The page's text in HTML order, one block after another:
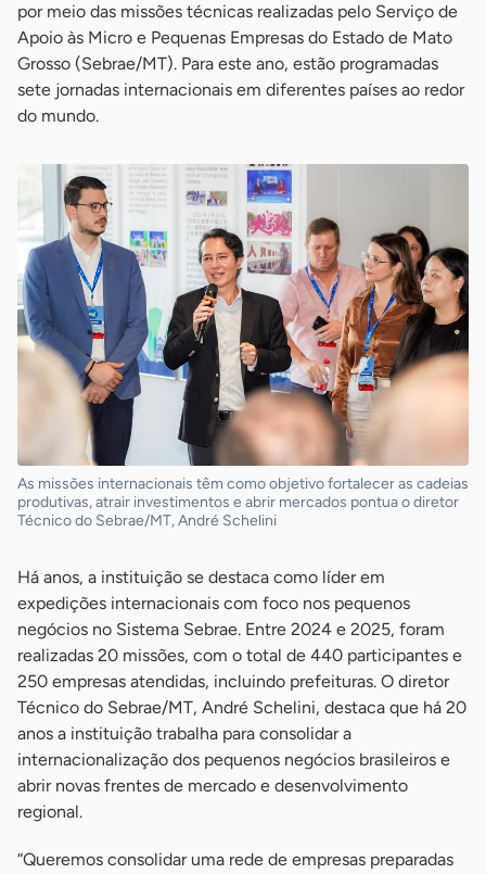
por meio das missões técnicas realizadas pelo Serviço de
Apoio às Micro e Pequenas Empresas do Estado de Mato
Grosso (Sebrae/MT). Para este ano, estão programadas
sete jornadas internacionais em diferentes países ao redor
do mundo.
As missões internacionais têm como objetivo fortalecer as cadeias
produtivas, atrair investimentos e abrir mercados pontua o diretor
Técnico do Sebrae/MT, André Schelini
Há anos, a instituição se destaca como líder em
expedições internacionais com foco nos pequenos
negócios no Sistema Sebrae. Entre 2024 e 2025, foram
realizadas 20 missões, com o total de 440 participantes e
250 empresas atendidas, incluindo prefeituras. O diretor
Técnico do Sebrae/MT, André Schelini, destaca que há 20
anos a instituição trabalha para consolidar a
internacionalização dos pequenos negócios brasileiros e
abrir novas frentes de mercado e desenvolvimento
regional.
“Queremos consolidar uma rede de empresas preparadas